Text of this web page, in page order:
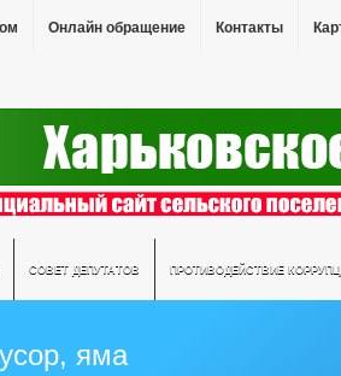
Онлайн обращение Контакты
СОВЕТ ДЕПУТАТОВ ПРОТИВОДЕЙСТВИЕ
яма